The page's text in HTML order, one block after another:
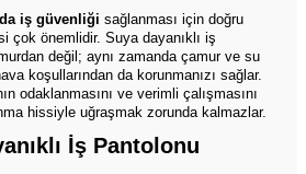
iş güvenliği sağlanması için doğru
çok önemlidir. Suya dayanıklı iş
değil; aynı zamanda çamur ve su
koşullarından da korunmanızı sağlar.
odaklanmasını ve verimli çalışmasını
hissiyle uğraşmak zorunda kalmazlar.
İş Pantolonu